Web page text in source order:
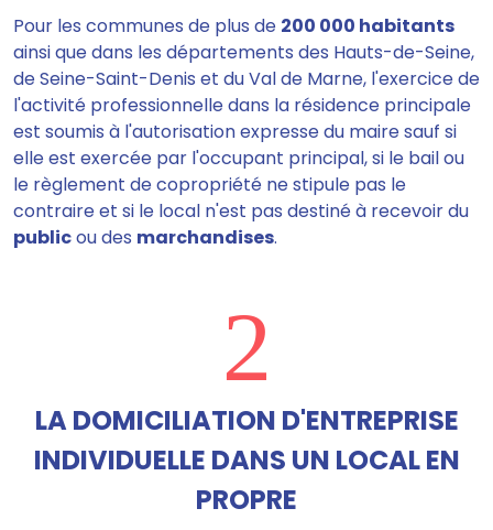
Pour les communes de plus de 200 000 habitants
ainsi que dans les départements des Hauts-de-Seine,
de Seine-Saint-Denis et du Val de Marne, l'exercice de
l'activité professionnelle dans la résidence principale
est soumis à l'autorisation expresse du maire sauf si
elle est exercée par l'occupant principal, si le bail ou
le règlement de copropriété ne stipule pas le
contraire et si le local n'est pas destiné à recevoir du
publicou des marchandises.
2
LA DOMICILIATION D'ENTREPRISE
INDIVIDUELLE DANS UN LOCAL EN
PROPRE